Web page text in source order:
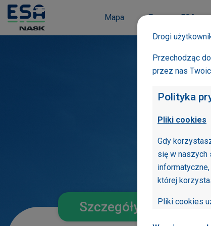
Mapa Program ESA
Szczegóły szkoły
Drogi
Przechodząc
przez nas
Polityka
Pliki cookies
Gdy
się w naszych
której
Pliki cookies